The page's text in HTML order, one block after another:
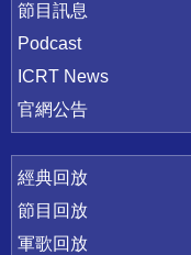
節目訊息
Podcast
ICRT News
官網公告
經典回放
節目回放
軍歌回放